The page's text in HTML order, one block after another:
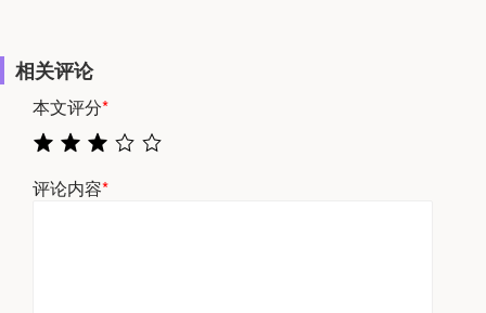
相关评论
本文评分*
评论内容*